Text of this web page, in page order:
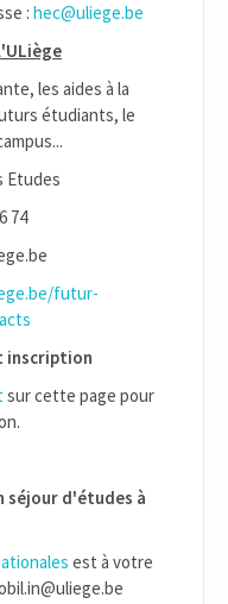
: hec@uliege.be
les aides à la
étudiants, le
Etudes
74
futur-
inscription
sur cette page pour
séjour d'études à
est à votre